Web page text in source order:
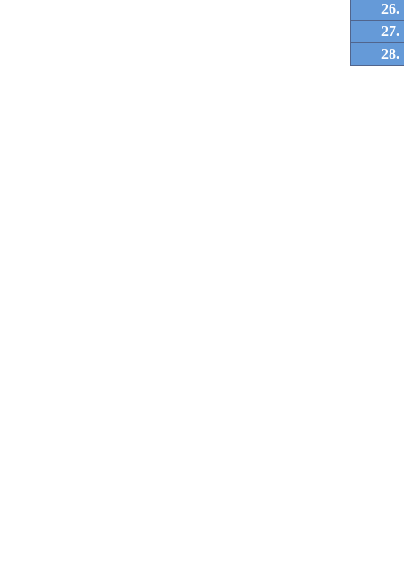
26.
27.
28.